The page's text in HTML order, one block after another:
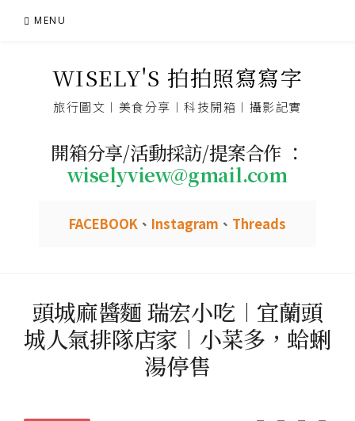
MENU
WISELY'S 拍拍照寫寫字
旅行圖文︱美食分享︱科技開箱︱攝影記實
開箱分享/活動採訪/提案合作 ：
wiselyview@gmail.com
FACEBOOK 、 Instagram 、 Threads
頭城麻醬麵 瑞宏小吃︱宜蘭頭
城人氣排隊店家︱小菜多，蛤蜊
湯停售